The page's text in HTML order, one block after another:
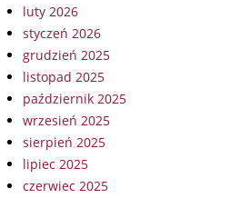
luty 2026
styczeń 2026
grudzień 2025
listopad 2025
październik 2025
wrzesień 2025
sierpień 2025
lipiec 2025
czerwiec 2025